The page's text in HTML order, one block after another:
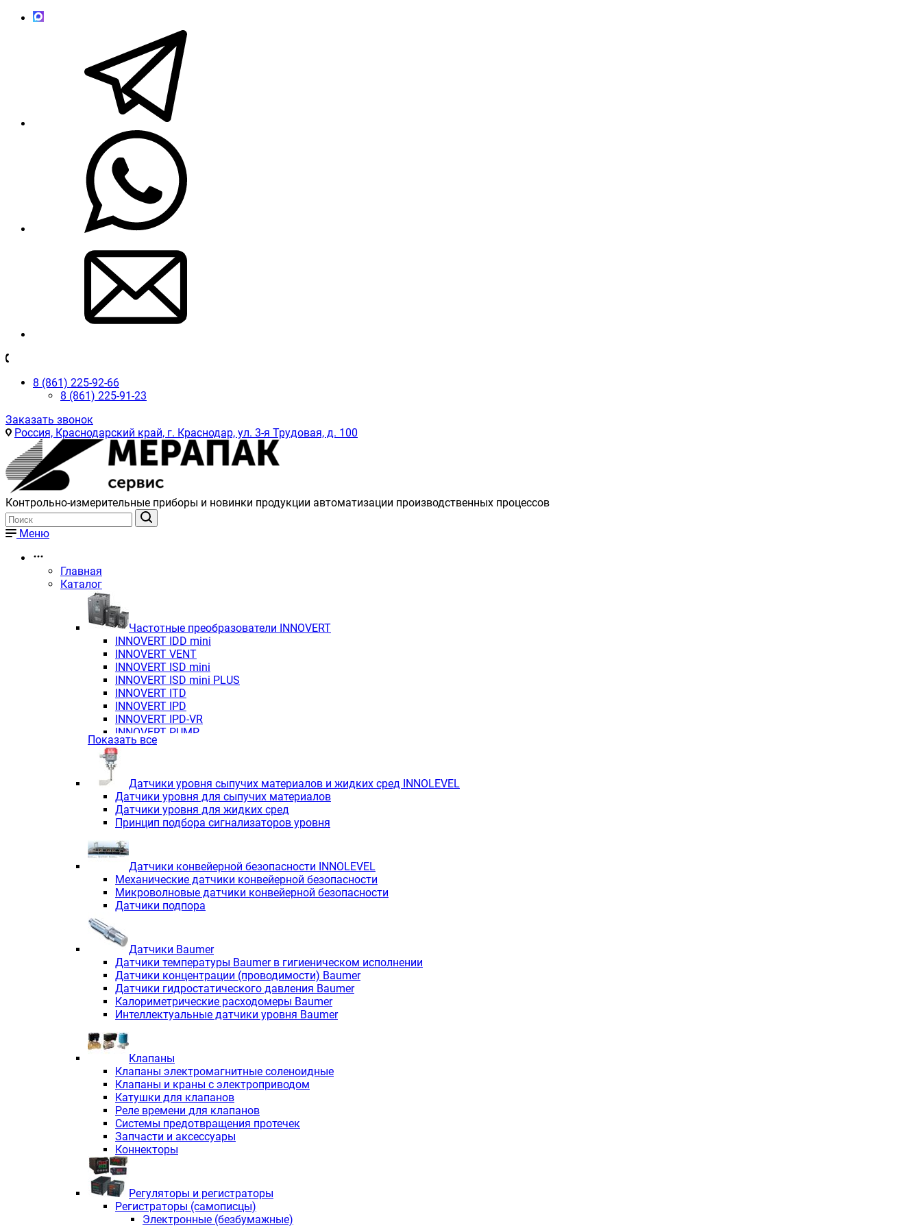
8 (861) 225-92-66
8 (861) 225-91-23
Заказать звонок
Россия, Краснодарский край, г. Краснодар, ул. 3-я Трудовая, д. 100
Контрольно-измерительные приборы и новинки продукции автоматизации производственных процессов
Меню
Главная
Каталог
Частотные преобразователи INNOVERT
INNOVERT IDD mini
INNOVERT VENT
INNOVERT ISD mini
INNOVERT ISD mini PLUS
INNOVERT ITD
INNOVERT IРD
INNOVERT IРD-VR
INNOVERT PUMP
Показать все
Датчики уровня сыпучих материалов и жидких сред INNOLEVEL
Датчики уровня для сыпучих материалов
Датчики уровня для жидких сред
Принцип подбора сигнализаторов уровня
Датчики конвейерной безопасности INNOLEVEL
Механические датчики конвейерной безопасности
Микроволновые датчики конвейерной безопасности
Датчики подпора
Датчики Baumer
Датчики температуры Baumer в гигиеническом исполнении
Датчики концентрации (проводимости) Baumer
Датчики гидростатического давления Baumer
Калориметрические расходомеры Baumer
Интеллектуальные датчики уровня Baumer
Клапаны
Клапаны электромагнитные соленоидные
Клапаны и краны с электроприводом
Катушки для клапанов
Реле времени для клапанов
Системы предотвращения протечек
Запчасти и аксессуары
Коннекторы
Регуляторы и регистраторы
Регистраторы (самописцы)
Электронные (безбумажные)